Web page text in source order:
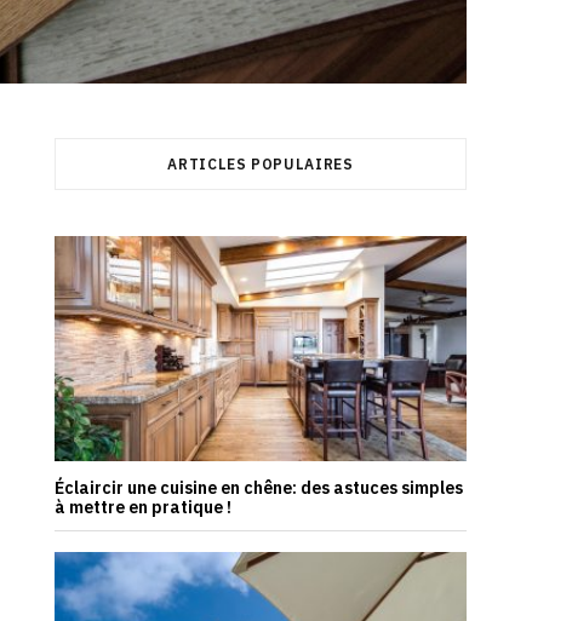
ARTICLES POPULAIRES
Éclaircir une cuisine en chêne: des astuces simples
à mettre en pratique !